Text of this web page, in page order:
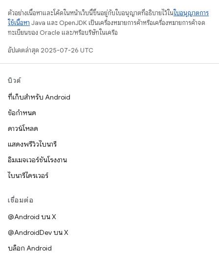
ตัวอย่างเนื้อหาและโค้ดในหน้าเว็บนี้ขึ้นอยู่กับใบอนุญาตที่อธิบายไว้ในใบอนุญาตการ
ใช้เนื้อหา Java และ OpenJDK เป็นเครื่องหมายการค้าหรือเครื่องหมายการค้าจด
ทะเบียนของ Oracle และ/หรือบริษัทในเครือ
อัปเดตล่าสุด 2025-07-26 UTC
บิวด์
ที่เก็บสำหรับ Android
ข้อกำหนด
ดาวน์โหลด
แสดงพรีวิวไบนารี
อิมเมจเวอร์ชันโรงงาน
ไบนารีไดรเวอร์
เชื่อมต่อ
@Android บน X
@AndroidDev บน X
บล็อก Android